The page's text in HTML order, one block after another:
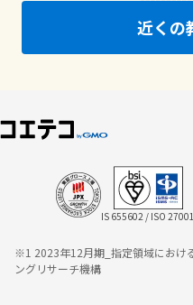
近くの
IS 655602 / ISO 27001
※1 2023年12月期_指定領域におけ
ングリサーチ機構